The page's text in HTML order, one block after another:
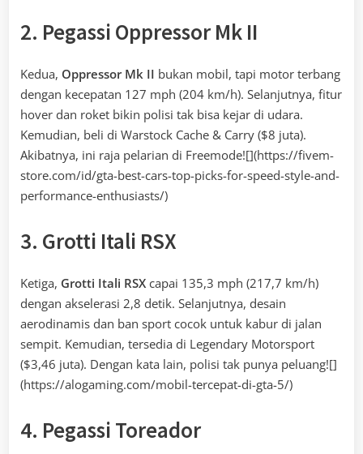
2. Pegassi Oppressor Mk II
Kedua, Oppressor Mk II bukan mobil, tapi motor terbang
dengan kecepatan 127 mph (204 km/h). Selanjutnya, fitur
hover dan roket bikin polisi tak bisa kejar di udara.
Kemudian, beli di Warstock Cache & Carry ($8 juta).
Akibatnya, ini raja pelarian di Freemode![](https://fivem-
store.com/id/gta-best-cars-top-picks-for-speed-style-and-
performance-enthusiasts/)
3. Grotti Itali RSX
Ketiga, Grotti Itali RSX capai 135,3 mph (217,7 km/h)
dengan akselerasi 2,8 detik. Selanjutnya, desain
aerodinamis dan ban sport cocok untuk kabur di jalan
sempit. Kemudian, tersedia di Legendary Motorsport
($3,46 juta). Dengan kata lain, polisi tak punya peluang![]
(https://alogaming.com/mobil-tercepat-di-gta-5/)
4. Pegassi Toreador